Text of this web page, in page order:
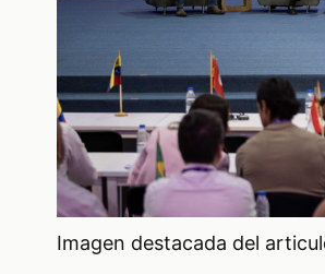
Imagen destacada del